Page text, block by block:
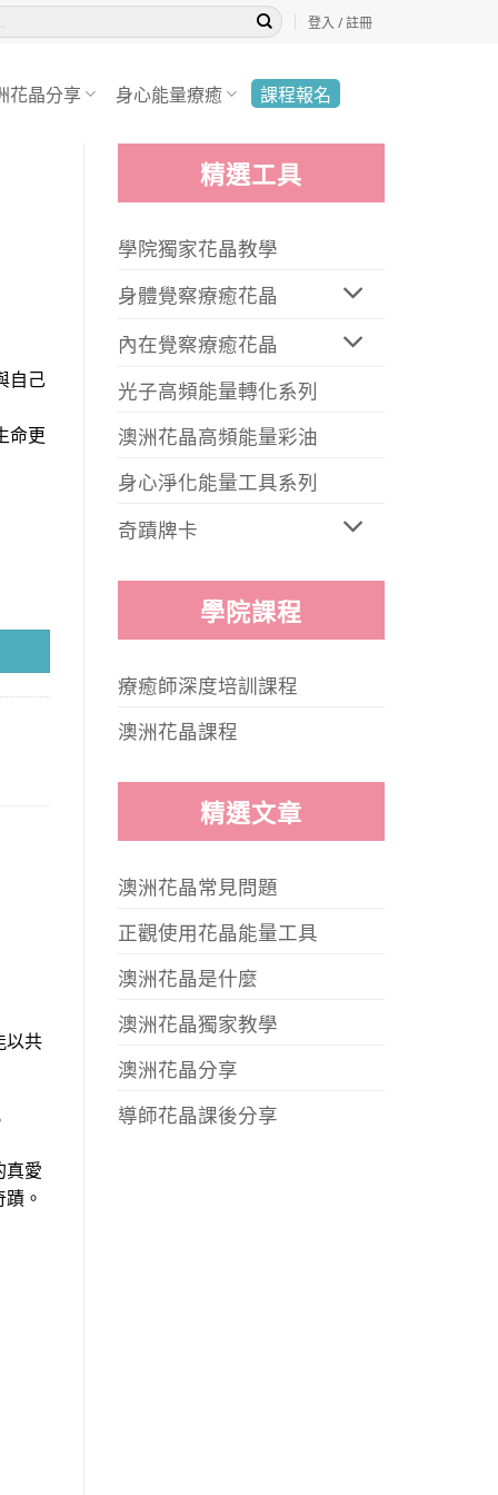
登入 / 註冊
花晶分享 身心能量療癒 課程報名
精選工具
學院獨家花晶教學
身體覺察療癒花晶
內在覺察療癒花晶
光子高頻能量轉化系列
澳洲花晶高頻能量彩油
身心淨化能量工具系列
奇蹟牌卡
學院課程
療癒師深度培訓課程
澳洲花晶課程
精選文章
澳洲花晶常見問題
正觀使用花晶能量工具
澳洲花晶是什麼
澳洲花晶獨家教學
澳洲花晶分享
導師花晶課後分享
自己
命更
以共
真愛
。